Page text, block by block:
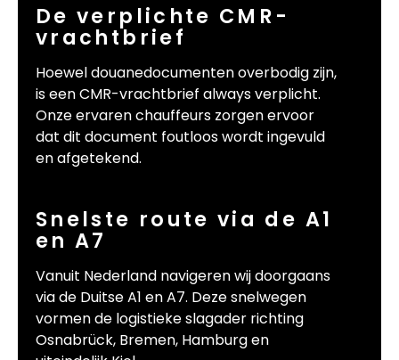
De verplichte CMR-
vrachtbrief
Hoewel douanedocumenten overbodig zijn,
is een CMR-vrachtbrief always verplicht.
Onze ervaren chauffeurs zorgen ervoor
dat dit document foutloos wordt ingevuld
en afgetekend.
Snelste route via de A1
en A7
Vanuit Nederland navigeren wij doorgaans
via de Duitse A1 en A7. Deze snelwegen
vormen de logistieke slagader richting
Osnabrück, Bremen, Hamburg en